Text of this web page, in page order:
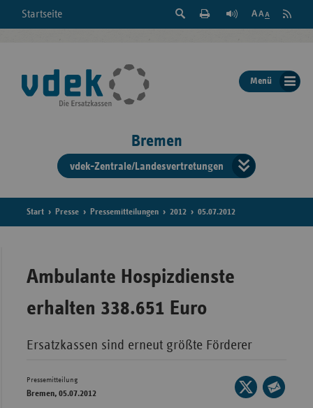
Startseite
Suche
der
Seite
Feed
Menü
Bremen
vdek-Zentrale/Landesvertretungen
der
Start Presse Pressemitteilungen 2012 05.07.2012
Ambulante Hospizdienste
erhalten 338.651 Euro
Ersatzkassen sind erneut größte Förderer
Pressemitteilung
Bremen, 05.07.2012
Seite
auf